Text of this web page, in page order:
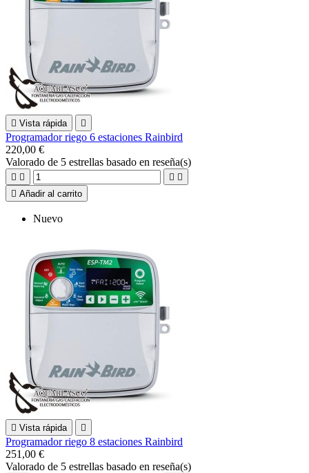
 Vista rápida 
Programador riego 6 estaciones Rainbird
220,00 €
Valorado de 5 estrellas basado en reseña(s)
   
 Añadir al carrito
Nuevo
 Vista rápida 
Programador riego 8 estaciones Rainbird
251,00 €
Valorado de 5 estrellas basado en reseña(s)